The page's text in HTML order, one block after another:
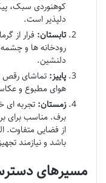
کوهنوردی سبک،
دلپذیر است.
تابستان: فرار از
رودخانه ها و
دلنشین.
پاییز: تماشای رقص
هوای مطبوع و
زمستان: تجربه
برف. مناسب برای
از فضایی متفاوت.
باشد و نیازمند
مسیرهای